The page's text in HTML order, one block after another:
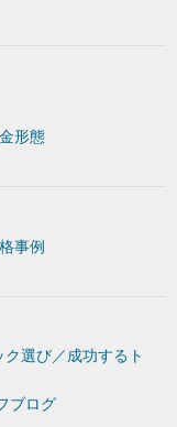
形態
事例
選び／成功するト
ブログ